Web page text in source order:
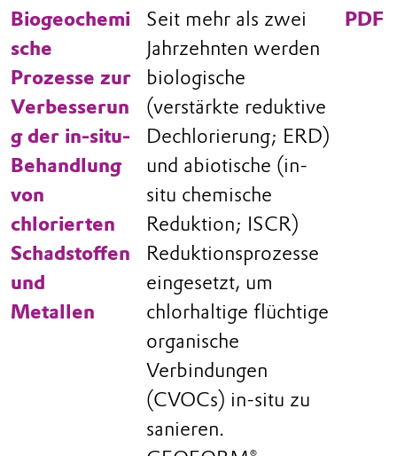
Biogeochemi
sche
Prozesse zur
Verbesserun
g der in-situ-
Behandlung
von
chlorierten
Schadstoffen
und
Metallen
Seit mehr als zwei
Jahrzehnten werden
biologische
(verstärkte reduktive
Dechlorierung; ERD)
und abiotische (in-
situ chemische
Reduktion; ISCR)
Reduktionsprozesse
eingesetzt, um
chlorhaltige flüchtige
organische
Verbindungen
(CVOCs) in-situ zu
sanieren.
PDF